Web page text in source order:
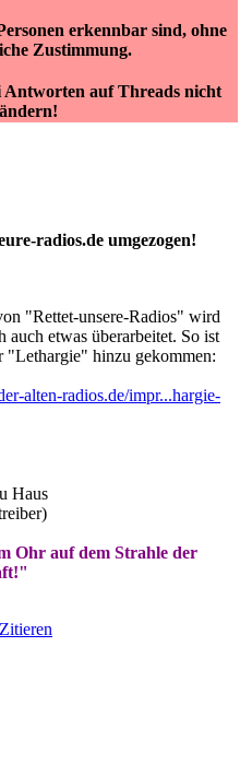
erkennbar sind, ohne
Zustimmung.
auf Threads nicht
radios.de umgezogen!
"Rettet-unsere-Radios" wird
auch etwas überarbeitet. So ist
"Lethargie" hinzu gekommen:
alten-radios.de/impr...hargie-
Haus
Ohr auf dem Strahle der
Zitieren